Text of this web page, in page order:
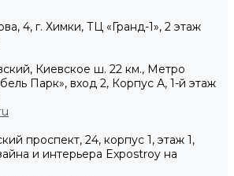
4, г. Химки, ТЦ «Гранд-1», 2 этаж
Киевское ш. 22 км., Метро
Парк», вход 2, Корпус А, 1-й этаж
проспект, 24, корпус 1, этаж 1,
и интерьера Expostroy на